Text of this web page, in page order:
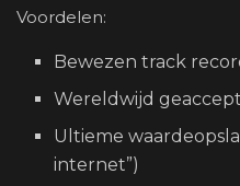
Voordelen:
Bewezen track
Wereldwijd
Ultieme
internet”)